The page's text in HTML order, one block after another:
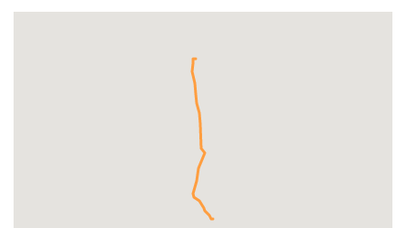
21
22 23 24 25 26
27
Октябрь 2026
Пт